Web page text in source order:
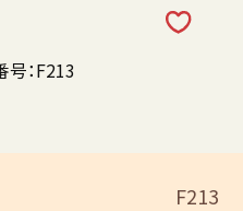
：F213
F213